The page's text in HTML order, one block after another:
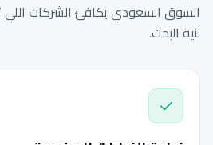
السوق السعودي يكافئ الشركات
لنية البحث.